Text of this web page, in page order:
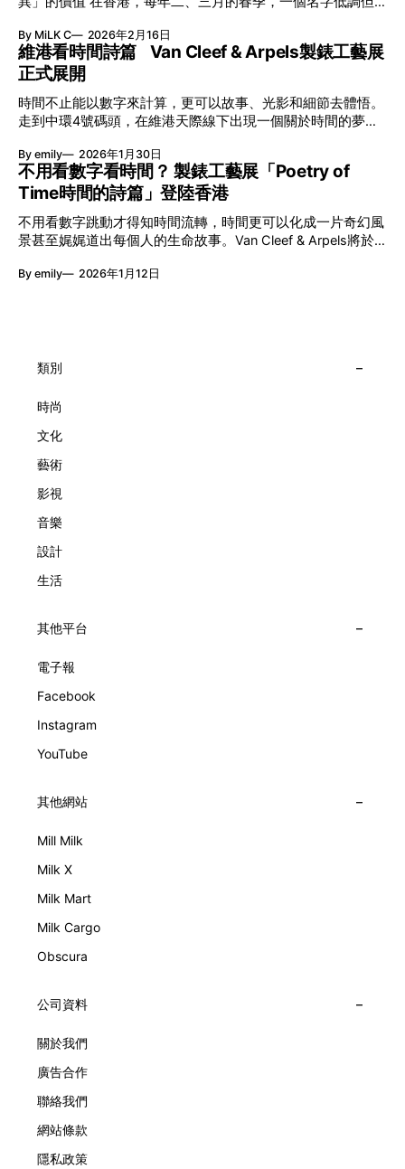
節與香港賽馬會慈善信託基金聯合呈獻，以共融藝術為核心，
八年來不只是帶來無數來自世界各地的優秀節目，更致力於在
本地建立屬於香港的共融創作生態。今年更首度與本地兩大旗
艦藝團強強聯手打造兩部深具意義的作品《遊延》及《弦上光
影》，展開一場前所未有的藝術對話，擦下多元藝術下的流動
能量，全面開展一場無界限嘅藝術旅程。 第八屆「無限亮」
以「你我不只一種想像」為題，從共融角度重新思索「差異」
的價值。不同能力人士是社會多樣性的一部分。每人皆擁有
「不同」能力與特質，當我們一齊生活、一齊創作、互相啟
發，偏見與界線，也自然被藝術溶化。 「無限亮」2026精彩
節目包括: 2月27日至3月1日：帕拉管弦樂團《無邊狂想曲》/
音樂‧舞蹈 (開幕節目) 2月28日至3月1日：
By MiLK C 2026年2月16日
維港看時間詩篇 Van Cleef & Arpels製錶工藝展
正式展開
時間不止能以數字來計算，更可以故事、光影和細節去體悟。
走到中環4號碼頭，在維港天際線下出現一個關於時間的夢幻
覽。由即日至2月8日期間舉行，世家把一貫低調精緻的製錶語
言搬離傳統店舖，放進公共場域，讓時間不只是腕上的個人物
件，而是一場可以與他人一同經歷的詩意旅程。 在碼頭打開
「時間詩集」 走進展場尤如翻開一本時間詩集，藉由不同主
題呈現時間的無限想像。Van Cleef & Arpels的腕錶從來不是
由單純的機械與數字堆砌，更像是腕上的動人故事。 世家以
精湛的製錶技術與敘事美學為核心，讓每一枚腕錶都超越單純
報時的功能，而是把稍縱即逝的瞬間凝結成可以反覆閱讀的畫
子，以及訴說時間的珠寶。每個主題展區都有精美的佈置回應
By emily 2026年1月30日
不用看數字看時間？ 製錶工藝展「Poetry of
Time時間的詩篇」登陸香港
不用看數字跳動才得知時間流轉，時間更可以化成一片奇幻風
景甚至娓娓道出每個人的生命故事。Van Cleef & Arpels將於1
詩篇」展覽，邀請大家走進由愛情故事、詩意星象、迷人自然
大主題展區，彰顯世家的核心價值。2010年，Van Cleef &
級鐘錶大賞（Grand Prix d'Horlogerie de Genève）中獲獎的
擁而吻。雙逆跳機芯精準驅動這場機械浪漫，讓時間不再是抽
象概念，而是心跳的律動。 故事並未完結，2025年推出的
Lady Arpels Bal des Amoureux
By emily 2026年1月12日
類別
時尚
文化
藝術
影視
音樂
設計
生活
其他平台
電子報
Facebook
Instagram
YouTube
其他網站
Mill Milk
Milk X
Milk Mart
Milk Cargo
Obscura
公司資料
關於我們
廣告合作
聯絡我們
網站條款
隱私政策